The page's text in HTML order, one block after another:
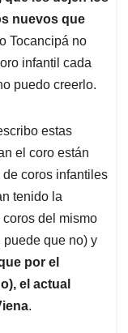
nuevos que
Tocancipá no
infantil cada
puedo creerlo.
estas
el coro están
coros infantiles
tenido la
del mismo
que no) y
por el
el actual
.